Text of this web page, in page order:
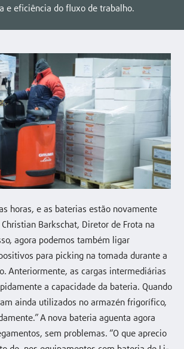
e eficiência do fluxo de trabalho.
horas, e as baterias estão novamente
Barkschat, Diretor de Frota na
agora podemos também ligar
para picking na tomada durante a
Anteriormente, as cargas intermediárias
a capacidade da bateria. Quando
ainda utilizados no armazén frigorífico,
A nova bateria aguenta agora
sem problemas. “O que aprecio